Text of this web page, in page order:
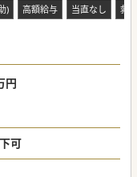
) 高額給与 当直なし 救
円
により変動あり
可